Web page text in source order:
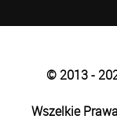
© 2013 -
Wszelkie